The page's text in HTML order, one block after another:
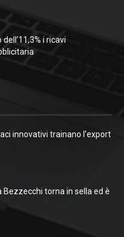
i ricavi
innovativi trainano l’export
Bezzecchi torna in sella ed è